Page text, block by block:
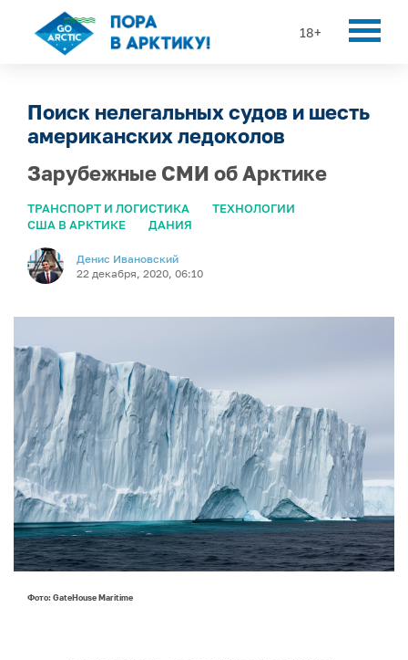
18+
Поиск нелегальных судов и шесть
американских ледоколов
Зарубежные СМИ об Арктике
ТРАНСПОРТ И ЛОГИСТИКА
ТЕХНОЛОГИИ
США В АРКТИКЕ
ДАНИЯ
Денис Ивановский
22 декабря, 2020, 06:10
Фото: GateHouse Maritime